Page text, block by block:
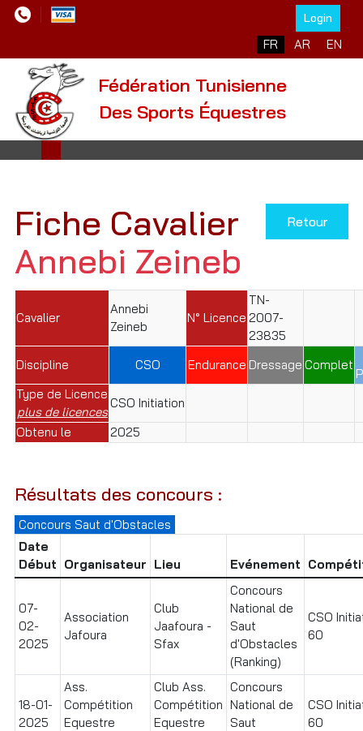
Login
Sélectionnez votre
FR AR EN
Fédération Tunisienne
Des Sports Équestres
Retour
Fiche Cavalier
Annebi Zeineb
Cavalier
Annebi
Zeineb
N° Licence
TN-
2007-
23835
Discipline
CSO Endurance Dressage Complet
Type de Licence
plus de licences
CSO Initiation
Obtenu le
2025
Résultats des concours :
Concours Saut d'Obstacles
Date
Début Organisateur Lieu Evénement
07-
02-
2025
Association
Jafoura
Club
Jaafoura -
Sfax
Concours
National de
Saut
d'Obstacles
(Ranking)
CSO
60
18-01-
2025
Ass.
Compétition
Equestre
Club Ass.
Compétition
Equestre
Concours
National de
Saut
CSO
60